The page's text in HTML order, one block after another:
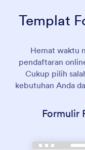
Templat
Hemat waktu
pendaftaran
Cukup pilih
kebutuhan Anda
Formulir